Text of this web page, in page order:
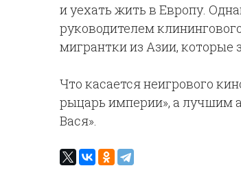
и уехать жить в Европу.
руководителем
мигрантки из Азии, которые
Что касается неигрового
рыцарь империи», а лучшим
Вася».